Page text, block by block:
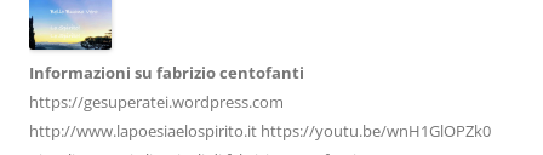
Informazioni su fabrizio centofanti
https://gesuperatei.wordpress.com
http://www.lapoesiaelospirito.it https://youtu.be/wnH1GlOPZk0